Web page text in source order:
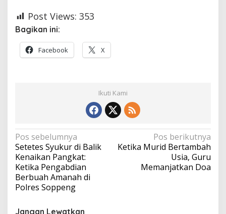
Post Views: 353
Bagikan ini:
Facebook X
Ikuti Kami
Navigasi
pos
Pos sebelumnya
Setetes Syukur di Balik
Kenaikan Pangkat:
Ketika Pengabdian
Berbuah Amanah di
Polres Soppeng
Pos berikutnya
Ketika Murid Bertambah
Usia, Guru
Memanjatkan Doa
Jangan Lewatkan